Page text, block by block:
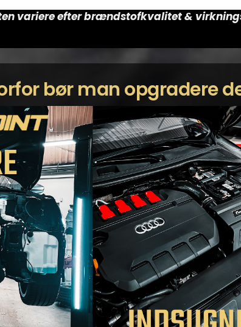
variere efter brændstofkvalitet &
bør man opgradere